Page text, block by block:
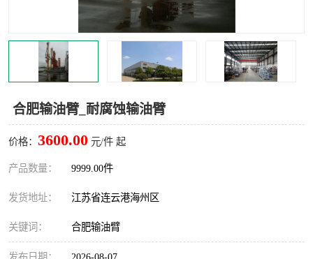
合肥输油臂_耐腐蚀输油臂
价格： 3600.00 元/件 起
产品数量： 9999.00件
发货地址： 江苏省连云港海州区
关键词： 合肥输油臂
顶部鹤管
底部鹤管 低温鹤管
浮动出油装置 鹤管
车臂